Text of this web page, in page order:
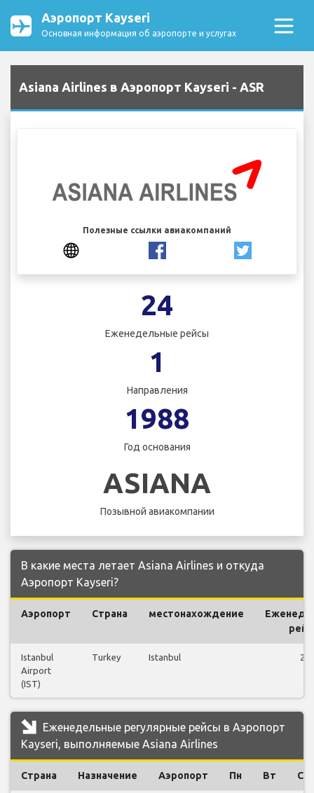
Аэропорт Kayseri
Основная информация об аэропорте и услугах
Asiana Airlines в Аэропорт Kayseri - ASR
Полезные ссылки авиакомпаний
24
Еженедельные рейсы
1
Направления
1988
Год основания
ASIANA
Позывной авиакомпании
В какие места летает Asiana Airlines и откуда
Аэропорт Kayseri?
Аэропорт Страна местонахождение
Istanbul
Airport
(IST)
Turkey Istanbul 24
Еженедельные регулярные рейсы в Аэропорт
Kayseri, выполняемые Asiana Airlines
Страна Назначение Аэропорт Пн Вт Ср